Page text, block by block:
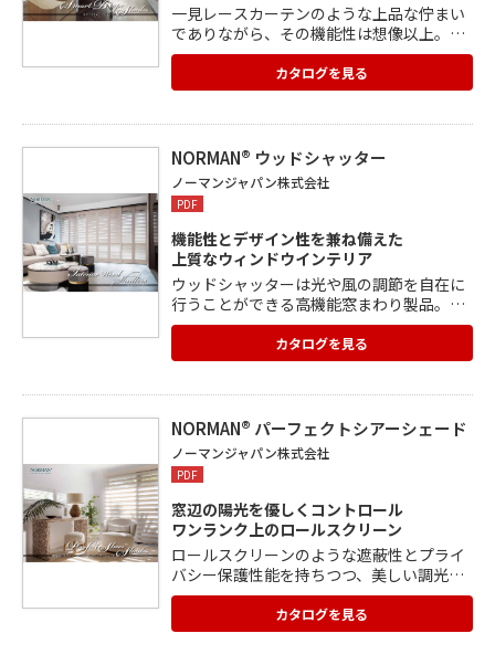
一見レースカーテンのような上品な佇まい
でありながら、その機能性は想像以上。バ
トン操作によってシェードが回転、ブライ
ンドと同様の動きとなり、調光角度やプラ
イバシーを調整できます。 また、バーチカ
019年キッズデザイン賞 審査委員長特別
賞、2020年グッドデザイン賞、レッドドッ
トデザイン賞2020 ベスト・オブ・ザ・ベス
ト受賞
カタログを見る
NORMAN® ウッドシャッター
ノーマンジャパン株式会社
PDF
機能性とデザイン性を兼ね備えた
上質なウィンドウインテリア
ウッドシャッターは光や風の調節を自在に
行うことができる高機能窓まわり製品。視
界を確保しつつプライバシーを守るなど、
快適な暮らしに欠かせない機能が凝縮され
ています。 引き戸や折れ戸といった仕様、
ひとつの製品をお届けいたします。
カタログを見る
NORMAN® パーフェクトシアーシェード
ノーマンジャパン株式会社
PDF
窓辺の陽光を優しくコントロール
ワンランク上のロールスクリーン
ロールスクリーンのような遮蔽性とプライ
バシー保護性能を持ちつつ、美しい調光機
能を兼ね備えた革新的調光スクリーン。 機
能性はもちろん、細部のデザインにもこだ
わったデザインにも注目です。
カタログを見る